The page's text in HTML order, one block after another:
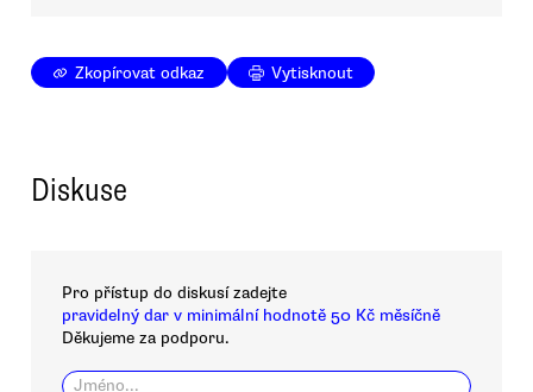
Zkopírovat odkaz Vytisknout
Diskuse
Pro přístup do diskusí zadejte
pravidelný dar v minimální hodnotě 50 Kč měsíčně
Děkujeme za podporu.